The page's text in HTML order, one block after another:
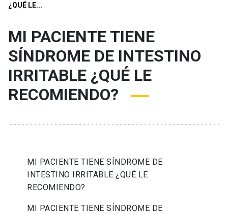
¿QUÉ LE...
MI PACIENTE TIENE
SÍNDROME DE INTESTINO
IRRITABLE ¿QUÉ LE
RECOMIENDO?
MI PACIENTE TIENE SÍNDROME DE
INTESTINO IRRITABLE ¿QUÉ LE
RECOMIENDO?
MI PACIENTE TIENE SÍNDROME DE